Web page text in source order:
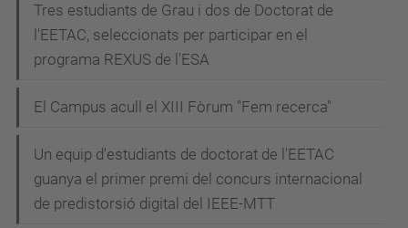
Tres estudiants de Grau i dos de Doctorat de
l'EETAC, seleccionats per participar en el
programa REXUS de l'ESA
El Campus acull el XIII Fòrum "Fem recerca"
Un equip d'estudiants de doctorat de l'EETAC
guanya el primer premi del concurs internacional
de predistorsió digital del IEEE-MTT